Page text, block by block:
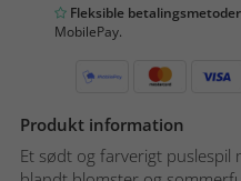
Fleksible betalingsmetoder
MobilePay.
Produkt information
Et sødt og farverigt puslespil